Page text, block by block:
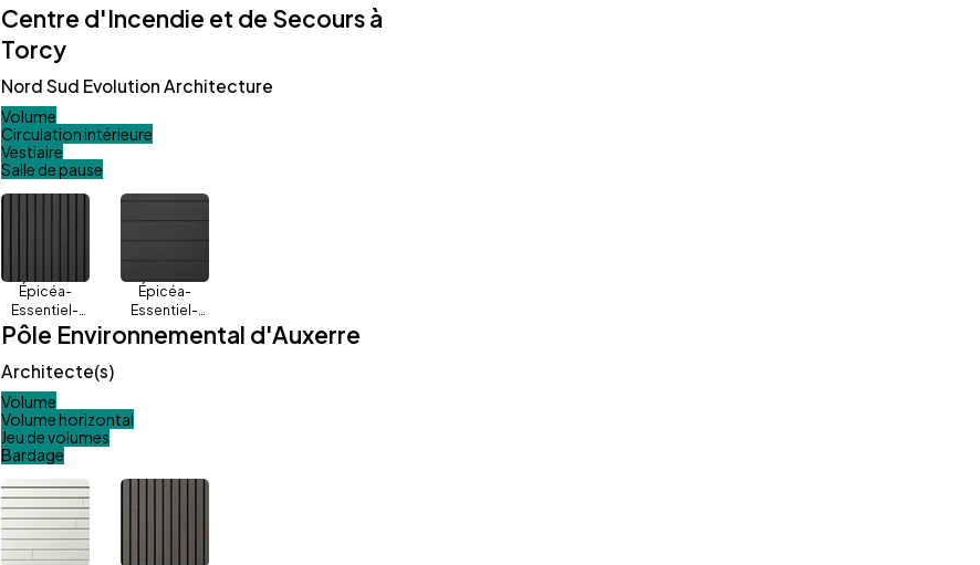
Centre d'Incendie et de Secours à
Torcy
Nord Sud Evolution Architecture
Volume
Circulation intérieure
Vestiaire
Salle de pause
Épicéa-
Essentiel-
Quadri-
Charbon
Épicéa-
Essentiel-
Inca-
Charbon
Pôle Environnemental d'Auxerre
Architecte(s)
Volume
Volume horizontal
Jeu de volumes
Bardage